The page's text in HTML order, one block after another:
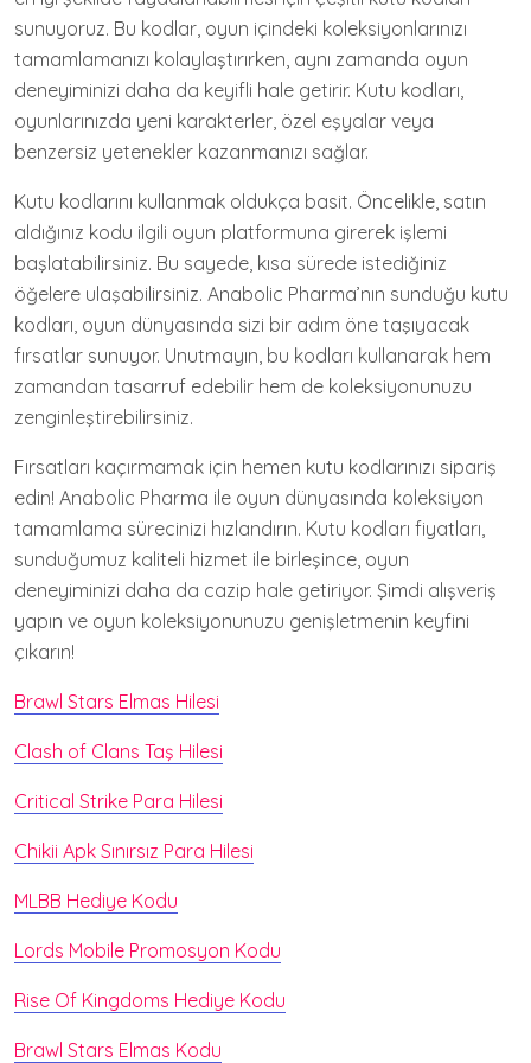
sunuyoruz. Bu kodlar, oyun içindeki koleksiyonlarınızı
tamamlamanızı kolaylaştırırken, aynı zamanda oyun
deneyiminizi daha da keyifli hale getirir. Kutu kodları,
oyunlarınızda yeni karakterler, özel eşyalar veya
benzersiz yetenekler kazanmanızı sağlar.
Kutu kodlarını kullanmak oldukça basit. Öncelikle, satın
aldığınız kodu ilgili oyun platformuna girerek işlemi
başlatabilirsiniz. Bu sayede, kısa sürede istediğiniz
öğelere ulaşabilirsiniz. Anabolic Pharma’nın sunduğu kutu
kodları, oyun dünyasında sizi bir adım öne taşıyacak
fırsatlar sunuyor. Unutmayın, bu kodları kullanarak hem
zamandan tasarruf edebilir hem de koleksiyonunuzu
zenginleştirebilirsiniz.
Fırsatları kaçırmamak için hemen kutu kodlarınızı sipariş
edin! Anabolic Pharma ile oyun dünyasında koleksiyon
tamamlama sürecinizi hızlandırın. Kutu kodları fiyatları,
sunduğumuz kaliteli hizmet ile birleşince, oyun
deneyiminizi daha da cazip hale getiriyor. Şimdi alışveriş
yapın ve oyun koleksiyonunuzu genişletmenin keyfini
çıkarın!
Brawl Stars Elmas Hilesi
Clash of Clans Taş Hilesi
Critical Strike Para Hilesi
Chikii Apk Sınırsız Para Hilesi
MLBB Hediye Kodu
Lords Mobile Promosyon Kodu
Rise Of Kingdoms Hediye Kodu
Brawl Stars Elmas Kodu